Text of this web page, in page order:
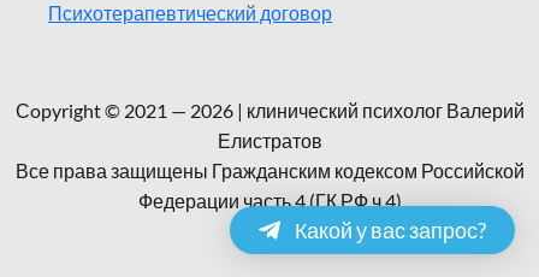
Психотерапевтический договор
Сopyright © 2021 — 2026 | клинический психолог Валерий
Елистратов
Все права защищены Гражданским кодексом Российской
Федерации часть 4 (ГК РФ ч.4)
Какой у вас запрос?